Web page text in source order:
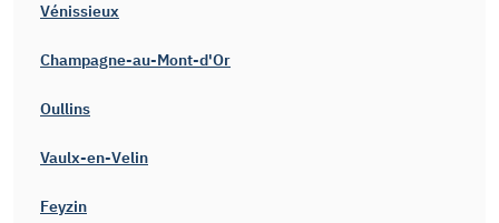
Vénissieux
Champagne-au-Mont-d'Or
Oullins
Vaulx-en-Velin
Feyzin